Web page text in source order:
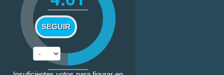
SEGUIR